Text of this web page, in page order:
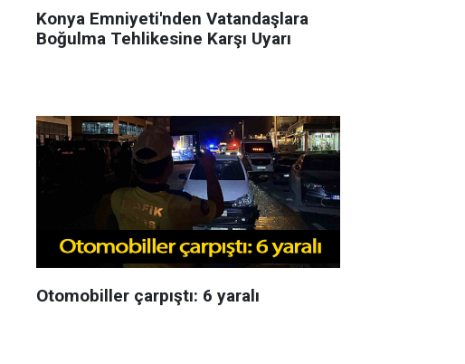
Konya Emniyeti'nden Vatandaşlara
Boğulma Tehlikesine Karşı Uyarı
Otomobiller çarpıştı: 6 yaralı